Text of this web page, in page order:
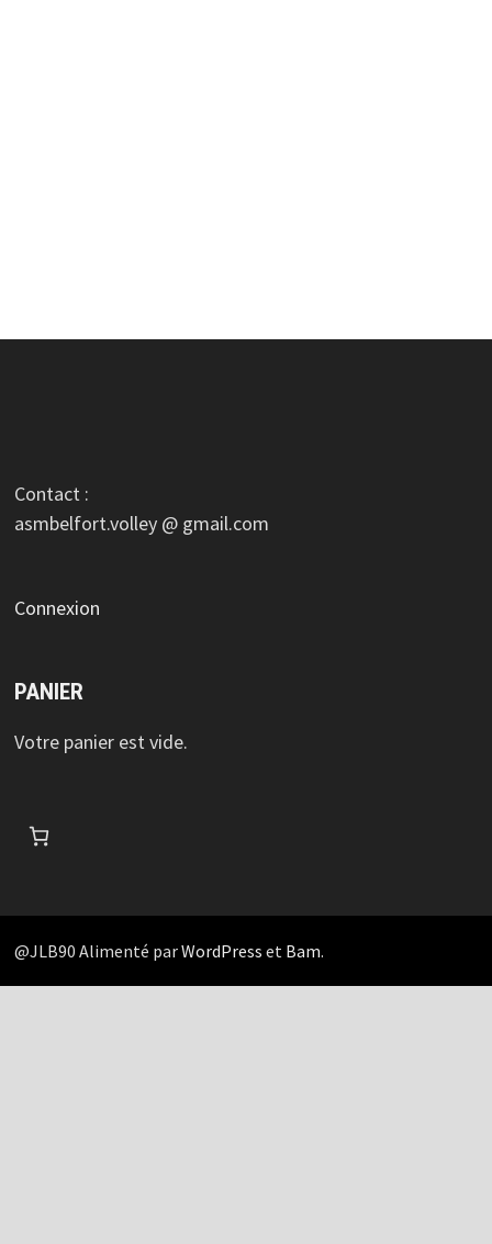
Contact :
asmbelfort.volley @ gmail.com
Connexion
PANIER
Votre panier est vide.
@JLB90 Alimenté parWordPress et Bam.